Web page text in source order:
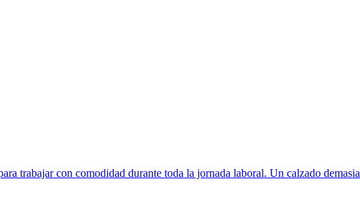
trabajar con comodidad durante toda la jornada laboral. Un calzado